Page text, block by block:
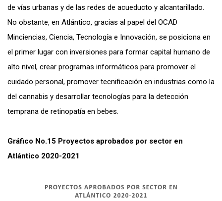
de vías urbanas y de las redes de acueducto y alcantarillado.
No obstante, en Atlántico, gracias al papel del OCAD
Minciencias, Ciencia, Tecnología e Innovación, se posiciona en
el primer lugar con inversiones para formar capital humano de
alto nivel, crear programas informáticos para promover el
cuidado personal, promover tecnificación en industrias como la
del cannabis y desarrollar tecnologías para la detección
temprana de retinopatía en bebes.
Gráfico No.15 Proyectos aprobados por sector en
Atlántico 2020-2021